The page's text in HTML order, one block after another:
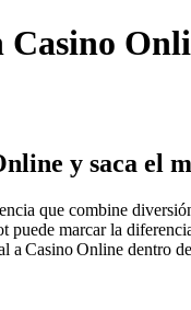
Casino
y saca el
que combine
marcar la
a Casino Online dentro